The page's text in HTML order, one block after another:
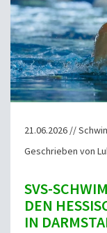
21.06.2026 //
Geschrieben von
SVS-
DEN
IN